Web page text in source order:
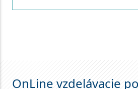
OnLine vzdelávacie